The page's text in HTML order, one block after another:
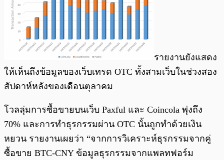
รายงานยังแสดง
ให้เห็นถึงข้อมูลของเว็บเทรด OTC ทั้งสามเว็บในช่วงสอง
สัปดาห์หลังของเดือนตุลาคม
โวลลุ่มการซื้อขายบนเว็บ Paxful และ Coincola พุ่งถึง
70% และการทำธุรกรรมผ่าน OTC นั้นถูกทำด้วยเงิน
หยวน รายงานเผยว่า “จากการวิเคราะห์ธุรกรรมจากคู่
ซื้อขาย BTC-CNY ข้อมูลธุรกรรมจากแพลทฟอร์ม